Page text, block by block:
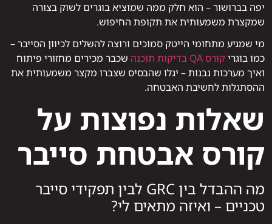
יפה בברושור – הוא חלק ממה שמוציא בוגרים לשוק בצורה
שמקצרת משמעותית את תקופת החיפוש.
מי שמגיע מתחומי הייטק סמוכים ורוצה להשלים לכיוון הסייבר –
כמו בוגריקורס QA בדיקות תוכנה
שכבר מכירים מחזורי פיתוח
ואיך מערכות נבנות – יגלו שהבסיס שצברו מקצר משמעותית את
ההסתגלות לחשיבת האבטחה.
שאלות נפוצות על
קורס אבטחת סייבר
מה ההבדל בין GRC לבין תפקידי סייבר
טכניים – ואיזה מתאים לי?